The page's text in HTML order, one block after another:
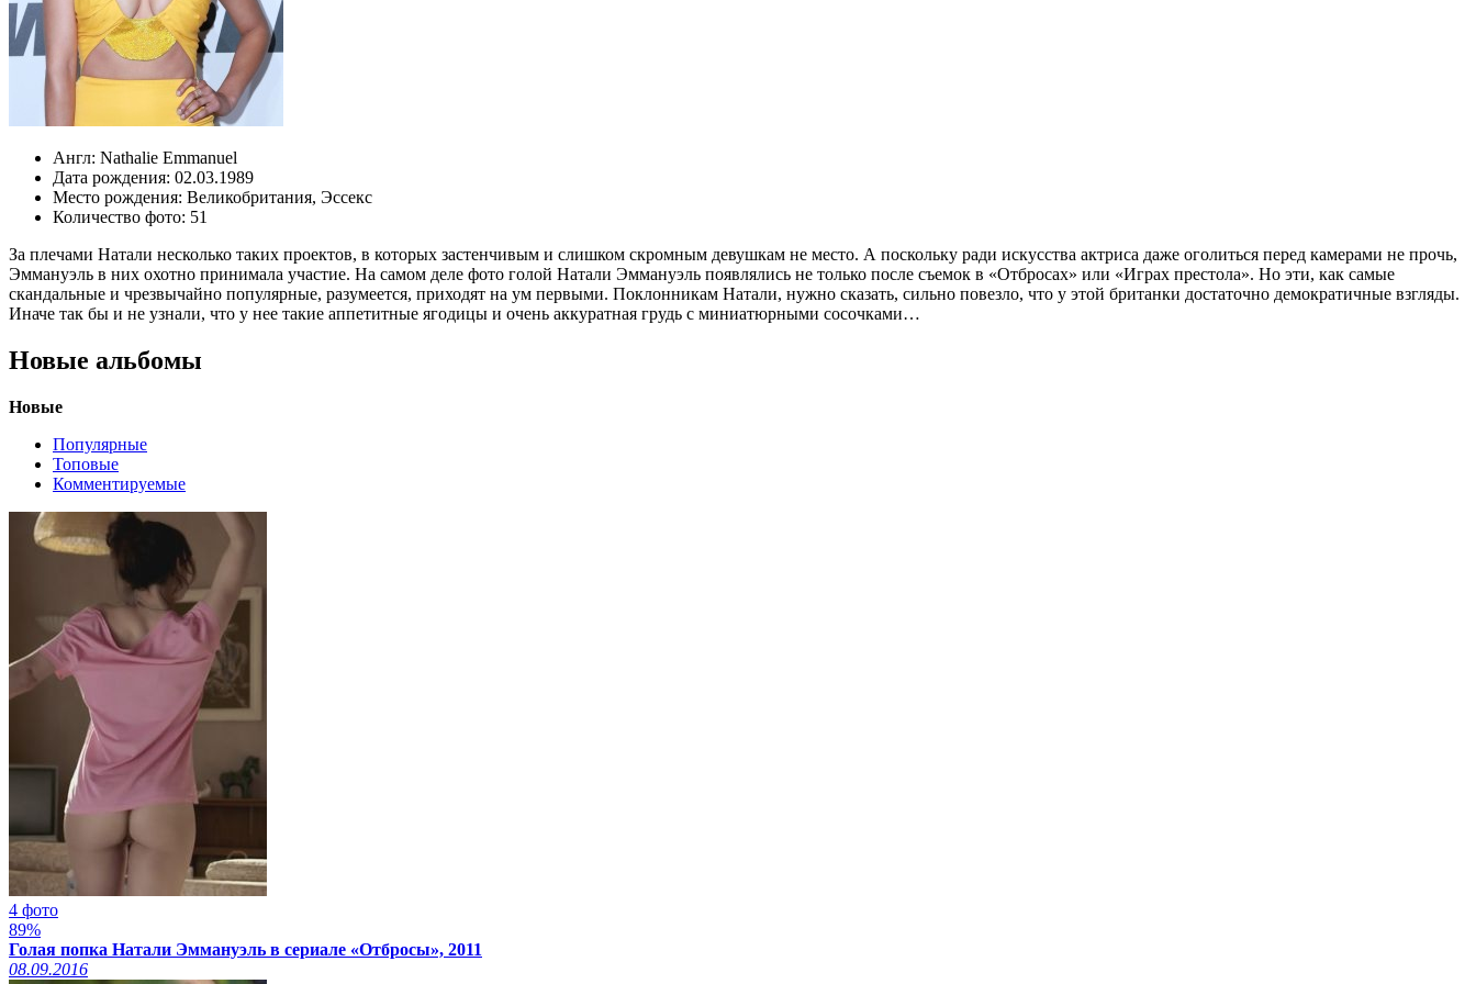
Англ: Nathalie Emmanuel
Дата рождения: 02.03.1989
Место рождения: Великобритания, Эссекс
Количество фото: 51
За плечами Натали несколько таких проектов, в которых застенчивым и слишком скромным девушкам не место. А поскольку ради искусства актриса даже оголиться перед камерами не прочь,
Эммануэль в них охотно принимала участие. На самом деле фото голой Натали Эммануэль появлялись не только после съемок в «Отбросах» или «Играх престола». Но эти, как самые
скандальные и чрезвычайно популярные, разумеется, приходят на ум первыми. Поклонникам Натали, нужно сказать, сильно повезло, что у этой британки достаточно демократичные взгляды.
Иначе так бы и не узнали, что у нее такие аппетитные ягодицы и очень аккуратная грудь с миниатюрными сосочками…
Новые альбомы
Новые
Популярные
Топовые
Комментируемые
4 фото
89%
Голая попка Натали Эммануэль в сериале «Отбросы», 2011
08.09.2016